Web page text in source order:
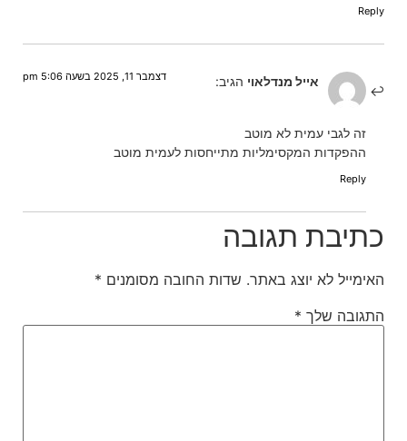
Reply
אייל מנדלאוי הגיב: דצמבר 11, 2025 בשעה 5:06 pm
זה לגבי עמית לא מוטב
ההפקדות המקסימליות מתייחסות לעמית מוטב
Reply
כתיבת תגובה
האימייל לא יוצג באתר. שדות החובה מסומנים *
התגובה שלך *